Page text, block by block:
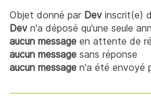
Objet donné par Dev inscrit(e)
Dev n'a déposé qu'une seule
aucun message en attente de
aucun message sans réponse
aucun message n'a été envoyé